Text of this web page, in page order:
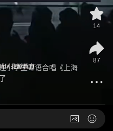
小学生粤语合唱《上海
14
87